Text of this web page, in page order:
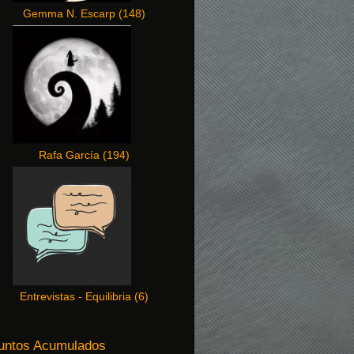
Gemma N. Escarp (148)
Rafa García (194)
Entrevistas - Equilibria (6)
Acumulados